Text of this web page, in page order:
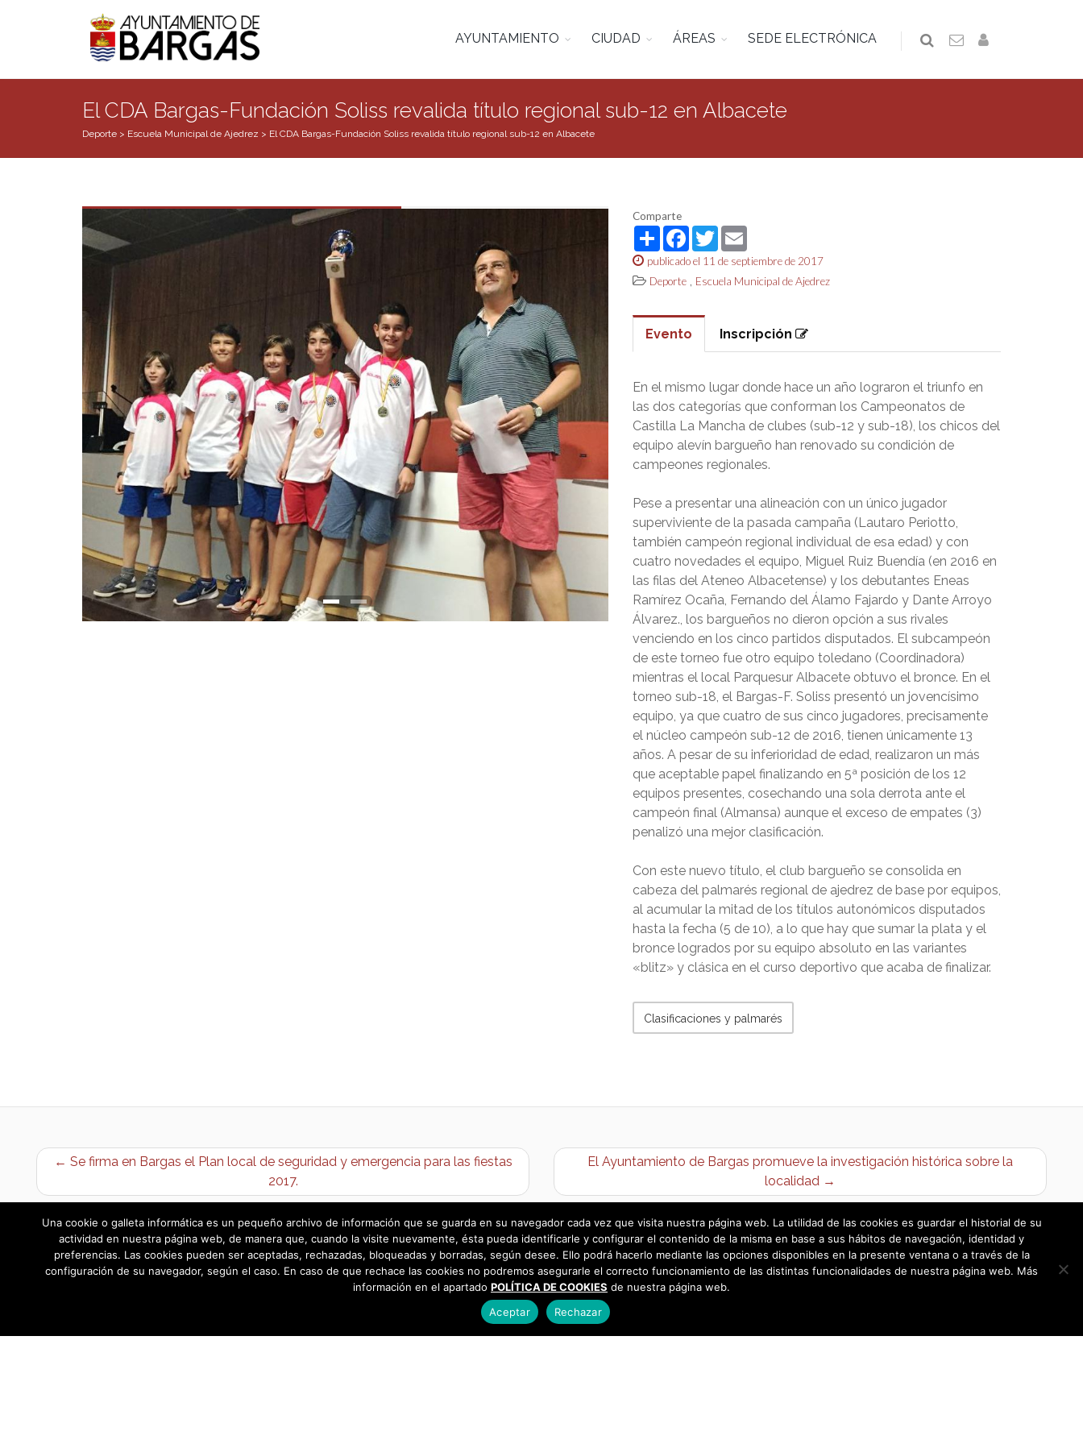
AYUNTAMIENTO CIUDAD ÁREAS SEDE ELECTRÓNICA
El CDA Bargas-Fundación Soliss revalida título regional sub-12 en Albacete
Deporte > Escuela Municipal de Ajedrez > El CDA Bargas-Fundación Soliss revalida título regional sub-12 en Albacete
Comparte
ShareFacebook
TwitterEmail
publicado el 11 de septiembre de 2017
Deporte , Escuela Municipal de Ajedrez
Evento Inscripción
En el mismo lugar donde hace un año lograron el triunfo en
las dos categorías que conforman los Campeonatos de
Castilla La Mancha de clubes (sub-12 y sub-18), los chicos del
equipo alevín bargueño han renovado su condición de
campeones regionales.
Pese a presentar una alineación con un único jugador
superviviente de la pasada campaña (Lautaro Periotto,
también campeón regional individual de esa edad) y con
cuatro novedades el equipo, Miguel Ruiz Buendía (en 2016 en
las filas del Ateneo Albacetense) y los debutantes Eneas
Ramírez Ocaña, Fernando del Álamo Fajardo y Dante Arroyo
Álvarez., los bargueños no dieron opción a sus rivales
venciendo en los cinco partidos disputados. El subcampeón
de este torneo fue otro equipo toledano (Coordinadora)
mientras el local Parquesur Albacete obtuvo el bronce. En el
torneo sub-18, el Bargas-F. Soliss presentó un jovencísimo
equipo, ya que cuatro de sus cinco jugadores, precisamente
el núcleo campeón sub-12 de 2016, tienen únicamente 13
años. A pesar de su inferioridad de edad, realizaron un más
que aceptable papel finalizando en 5ª posición de los 12
equipos presentes, cosechando una sola derrota ante el
campeón final (Almansa) aunque el exceso de empates (3)
penalizó una mejor clasificación.
Con este nuevo título, el club bargueño se consolida en
cabeza del palmarés regional de ajedrez de base por equipos,
al acumular la mitad de los títulos autonómicos disputados
hasta la fecha (5 de 10), a lo que hay que sumar la plata y el
bronce logrados por su equipo absoluto en las variantes
«blitz» y clásica en el curso deportivo que acaba de finalizar.
Clasificaciones y palmarés
← Se firma en Bargas el Plan local de seguridad y emergencia para las fiestas
2017.
El Ayuntamiento de Bargas promueve la investigación histórica sobre la
localidad →
Una cookie o galleta informática es un pequeño archivo de información que se guarda en su navegador cada vez que visita nuestra página web. La utilidad de las cookies es guardar el historial de su
actividad en nuestra página web, de manera que, cuando la visite nuevamente, ésta pueda identificarle y configurar el contenido de la misma en base a sus hábitos de navegación, identidad y
preferencias. Las cookies pueden ser aceptadas, rechazadas, bloqueadas y borradas, según desee. Ello podrá hacerlo mediante las opciones disponibles en la presente ventana o a través de la
configuración de su navegador, según el caso. En caso de que rechace las cookies no podremos asegurarle el correcto funcionamiento de las distintas funcionalidades de nuestra página web. Más
información en el apartado POLÍTICA DE COOKIES de nuestra página web.
Aceptar
Rechazar